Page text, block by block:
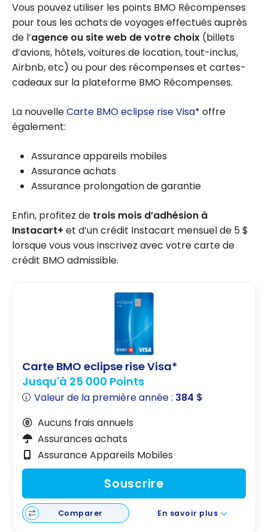
Vous pouvez utiliser les points BMO Récompenses
pour tous les achats de voyages effectués auprès
de l’agence ou site web de votre choix (billets
d’avions, hôtels, voitures de location, tout-inclus,
Airbnb, etc) ou pour des récompenses et cartes-
cadeaux sur la plateforme BMO Récompenses.
La nouvelleCarte BMO eclipse rise Visa* offre
également:
Assurance appareils mobiles
Assurance achats
Assurance prolongation de garantie
Enfin, profitez de trois mois d’adhésion à
Instacart+ et d’un crédit Instacart mensuel de 5 $
lorsque vous vous inscrivez avec votre carte de
crédit BMO admissible.
Carte BMO eclipse rise Visa*
Jusqu'à 25 000 Points
Valeur de la première année : 384 $
Aucuns frais annuels
Assurances achats
Assurance Appareils Mobiles
Souscrire
Comparer En savoir plus